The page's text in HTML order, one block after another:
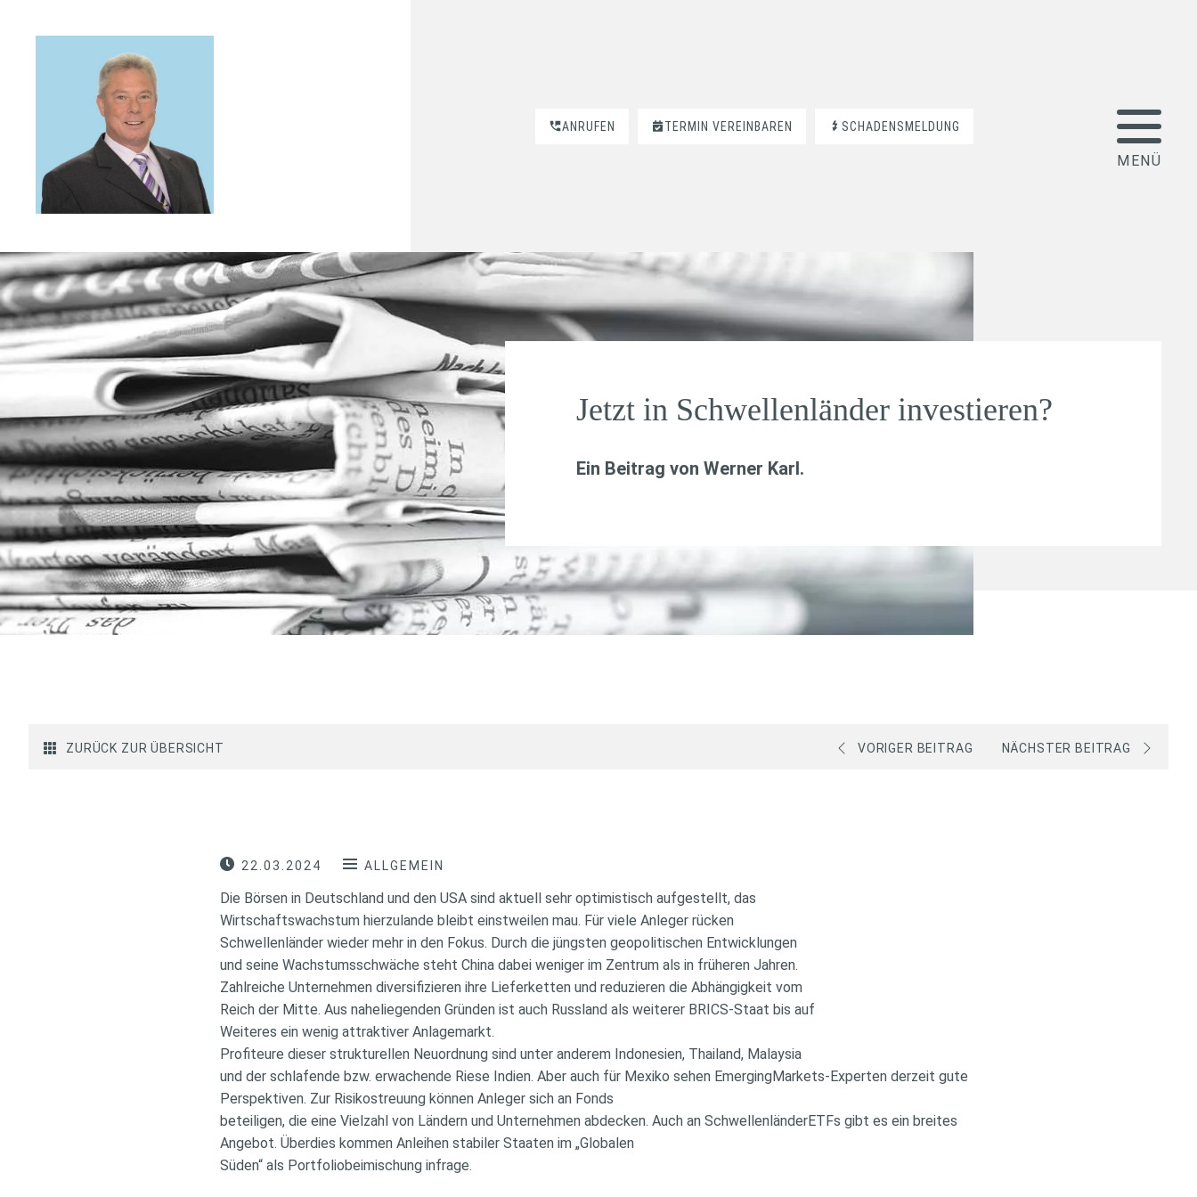
ANRUFEN TERMIN VEREINBAREN SCHADENSMELDUNG
Jetzt in Schwellenländer investieren?
Ein Beitrag von Werner Karl.
ZURÜCK ZUR ÜBERSICHT VORIGER BEITRAG NÄCHSTER BEITRAG
22.03.2024 ALLGEMEIN
Die Börsen in Deutschland und den USA sind aktuell sehr optimistisch aufgestellt, das
Wirtschaftswachstum hierzulande bleibt einstweilen mau. Für viele Anleger rücken
Schwellenländer wieder mehr in den Fokus. Durch die jüngsten geopolitischen Entwicklungen
und seine Wachstumsschwäche steht China dabei weniger im Zentrum als in früheren Jahren.
Zahlreiche Unternehmen diversifizieren ihre Lieferketten und reduzieren die Abhängigkeit vom
Reich der Mitte. Aus naheliegenden Gründen ist auch Russland als weiterer BRICS-Staat bis auf
Weiteres ein wenig attraktiver Anlagemarkt.
Profiteure dieser strukturellen Neuordnung sind unter anderem Indonesien, Thailand, Malaysia
und der schlafende bzw. erwachende Riese Indien. Aber auch für Mexiko sehen EmergingMarkets-Experten derzeit gute
Perspektiven. Zur Risikostreuung können Anleger sich an Fonds
beteiligen, die eine Vielzahl von Ländern und Unternehmen abdecken. Auch an SchwellenländerETFs gibt es ein breites
Angebot. Überdies kommen Anleihen stabiler Staaten im „Globalen
Süden“ als Portfoliobeimischung infrage.